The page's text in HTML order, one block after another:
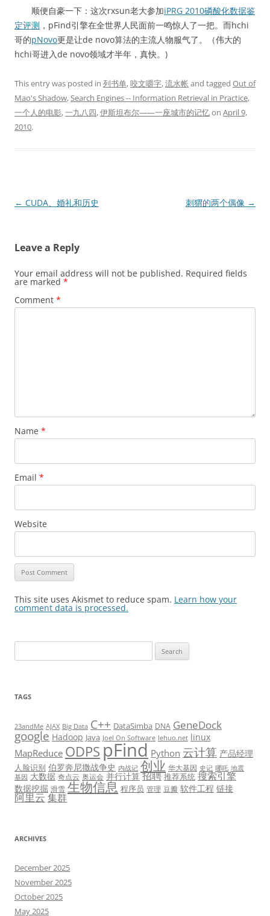
顺便自豪一下：这次rxsun老大参加iPRG 2010磷酸化数据鉴
定评测 ，pFind引擎在全世界人民面前一鸣惊人了一把。而hchi
哥的pNovo更是让de novo算法的主流人物服气了。（伟大的
hchi哥进入de novo领域才半年，真快。)
This entry was posted in 列书单,咬文嚼字,流水帐 and tagged Out of
Mao's Shadow,Search Engines -- Information Retrieval in Practice,
一个人的电影,一九八四,伊斯坦布尔——一座城市的记忆on April 9,
2010.
Post
← CUDA、婚礼和历史 刺猬的两个偶像 →
Leave a Reply
Your email address will not be published. Required fields
are marked *
Comment *
Name *
Email *
Website
This site uses Akismet to reduce spam. Learn how your
comment data is processed.
for:
TAGS
23andMe AJAX Big Data C++ DataSimba DNA GeneDock
google Hadoop Java Joel On Software lehuo.net linux
MapReduce ODPS pFind Python 云计算 产品经理
人脸识别 伯罗奔尼撒战争史 内战记 创业 华大基因 史记 哪吒 地震
基因 大数据 奇点云 奥运会 并行计算 招聘 推荐系统 搜索引擎
数据挖掘 滑雪 生物信息 程序员 管理 豆瓣 软件工程 链接
阿里云集群
ARCHIVES
December 2025
November 2025
October 2025
May 2025